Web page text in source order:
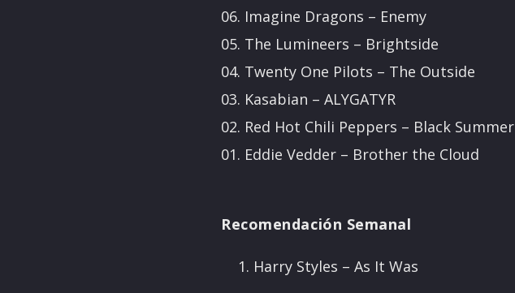
06. Imagine Dragons – Enemy
05. The Lumineers – Brightside
04. Twenty One Pilots – The Outside
03. Kasabian – ALYGATYR
02. Red Hot Chili Peppers – Black Summer
01. Eddie Vedder – Brother the Cloud
Recomendación Semanal
Harry Styles – As It Was